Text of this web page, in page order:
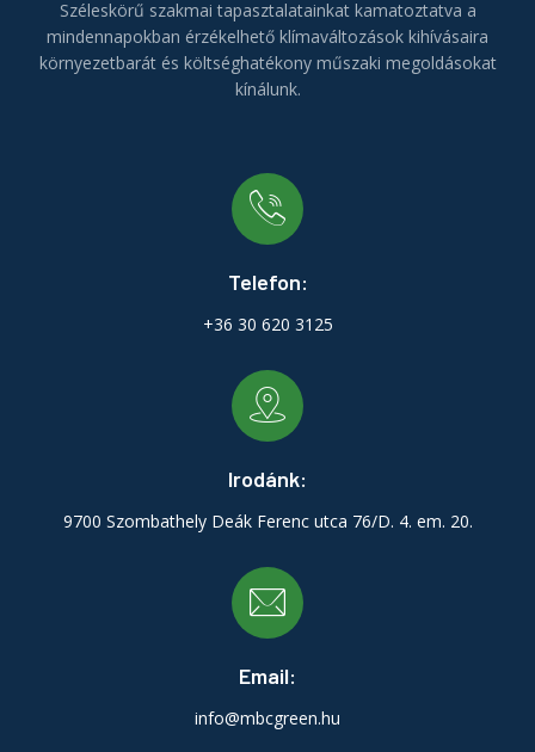
Széleskörű szakmai tapasztalatainkat kamatoztatva a
mindennapokban érzékelhető klímaváltozások kihívásaira
környezetbarát és költséghatékony műszaki megoldásokat
kínálunk.
Telefon:
+36 30 620 3125
Irodánk:
9700 Szombathely Deák Ferenc utca 76/D. 4. em. 20.
Email:
info@mbcgreen.hu